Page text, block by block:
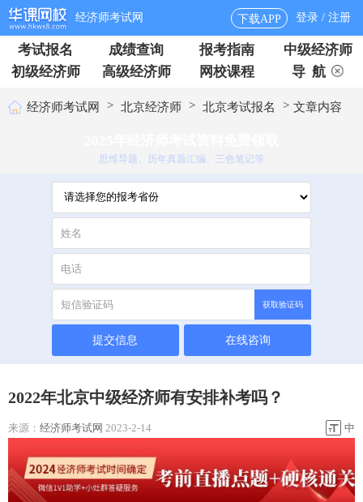
经济师考试网 下载APP 登录 / 注册
考试报名 成绩查询 报考指南
中级经济师
初级经济师
高级经济师 网校课程 导 航
经济师考试网 > 北京经济师 > 北京考试报名 > 文章内容
思维导题、历年真题汇编、三色笔记等
获取验证码
提交信息 在线咨询
2022年北京中级经济师有安排补考吗？
来源： 经济师考试网 2023-2-14 中